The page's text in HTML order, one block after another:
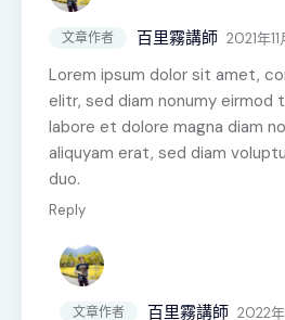
文章作者 百里霧講師 2021年11
Lorem ipsum dolor sit amet,
elitr, sed diam nonumy eirmod
labore et dolore magna diam
aliquyam erat, sed diam
duo.
Reply
文章作者 百里霧講師 2022